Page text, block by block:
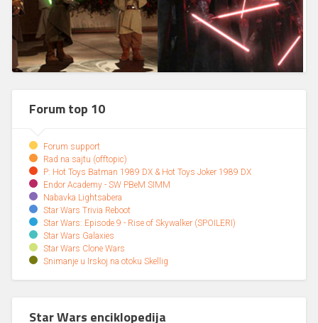
Forum top 10
Forum support
Rad na sajtu (offtopic)
P: Hot Toys Batman 1989 DX & Hot Toys Joker 1989 DX
Endor Academy - SW PBeM SIMM
Nabavka Lightsabera
Star Wars Trivia Reboot
Star Wars: Episode 9 - Rise of Skywalker (SPOILERI)
Star Wars Galaxies
Star Wars Clone Wars
Snimanje u Irskoj na otoku Skellig
Star Wars enciklopedija